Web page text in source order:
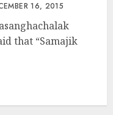
16, 2015
that “Samajik